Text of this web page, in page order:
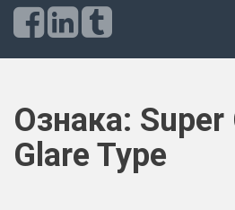
Ознака: Super
Glare Type